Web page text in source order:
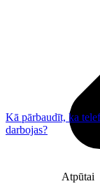
Atpūtai
Kā pārbaudīt, ka
darbojas?